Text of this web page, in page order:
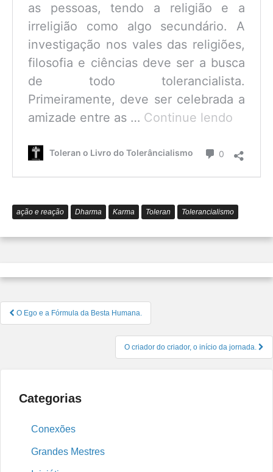
as pessoas, tendo a religião e a
irreligião como algo secundário. A
investigação nos vales das religiões,
filosofia e ciências deve ser a busca
de todo tolerancialista.
Primeiramente, deve ser celebrada a
amizade entre as … Continue lendo
é
Toleran o Livro do Tolerâncialismo 0 Comentário
ação e reação Dharma Karma Toleran Tolerancialismo
Navegação
de
O Ego e a Fórmula da Besta Humana.
O criador do criador, o início da jornada.
Categorias
Conexões
Grandes Mestres